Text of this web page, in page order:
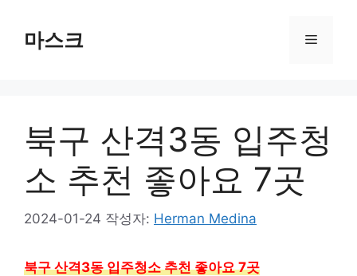
마스크 메
북구 산격3동 입주청
소 추천 좋아요 7곳
2024-01-24 작성자: Herman Medina
북구 산격3동 입주청소 추천 좋아요 7곳